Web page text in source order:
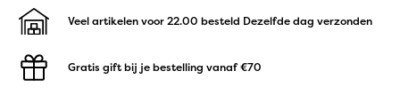
Veel artikelen voor 22.00 besteld Dezelfde dag verzonden
Gratis gift bij je bestelling vanaf €70